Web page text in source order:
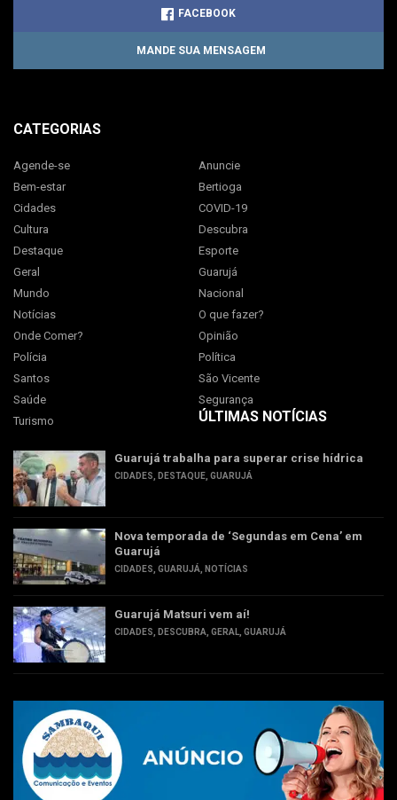
FACEBOOK
MANDE SUA MENSAGEM
CATEGORIAS
Agende-se
Anuncie
Bem-estar
Bertioga
Cidades
COVID-19
Cultura
Descubra
Destaque
Esporte
Geral
Guarujá
Mundo
Nacional
Notícias
O que fazer?
Onde Comer?
Opinião
Polícia
Política
Santos
São Vicente
Saúde
Segurança
Turismo
ÚLTIMAS NOTÍCIAS
Guarujá trabalha para superar crise hídrica
CIDADES DESTAQUE GUARUJÁ
Nova temporada de ‘Segundas em Cena’ em
Guarujá
CIDADES GUARUJÁ NOTÍCIAS
Guarujá Matsuri vem aí!
CIDADES DESCUBRA GERAL GUARUJÁ